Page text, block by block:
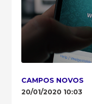
CAMPOS NOVOS
20/01/2020 10:03